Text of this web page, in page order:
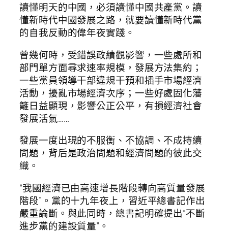
讀懂明天的中國，必須讀懂中國共產黨。讀
懂新時代中國發展之路，就要讀懂新時代黨
的自我反動的偉年夜實踐。
曾幾何時，受錯誤政績觀影響，一些處所和
部門單方面尋求速率規模，發展方法集約；
一些黨員領導干部違規干預和插手市場經濟
活動，擾亂市場經濟次序；一些好處固化藩
籬日益顯現，影響公正公平，有損經濟社會
發展活氣……
發展一度出現的不服衡、不協調、不成持續
問題，背后是政治問題和經濟問題的彼此交
織。
“我國經濟已由高速增長階段轉向高質量發展
階段”。黨的十九年夜上，習近平總書記作出
嚴重論斷。與此同時，總書記明確提出“不斷
進步黨的建設質量”。